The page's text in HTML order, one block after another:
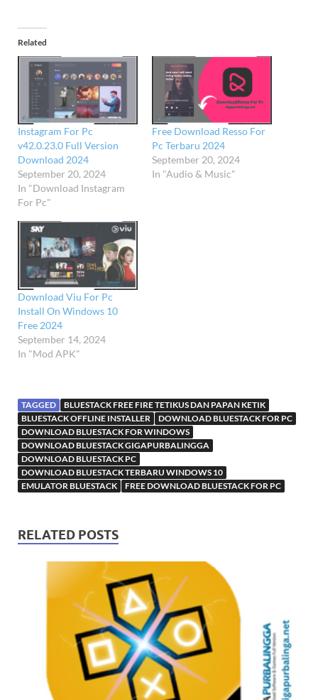
Related
Instagram For Pc
v42.0.23.0 Full Version
Download 2024
September 20, 2024
In "Download Instagram
For Pc"
Free Download Resso For
Pc Terbaru 2024
September 20, 2024
In "Audio & Music"
Download Viu For Pc
Install On Windows 10
Free 2024
September 14, 2024
In "Mod APK"
TAGGED
BLUESTACK FREE FIRE TETIKUS DAN PAPAN KETIK
BLUESTACK OFFLINE INSTALLER
DOWNLOAD BLUESTACK FOR PC
DOWNLOAD BLUESTACK FOR WINDOWS
DOWNLOAD BLUESTACK GIGAPURBALINGGA
DOWNLOAD BLUESTACK PC
DOWNLOAD BLUESTACK TERBARU WINDOWS 10
EMULATOR BLUESTACK
FREE DOWNLOAD BLUESTACK FOR PC
RELATED POSTS